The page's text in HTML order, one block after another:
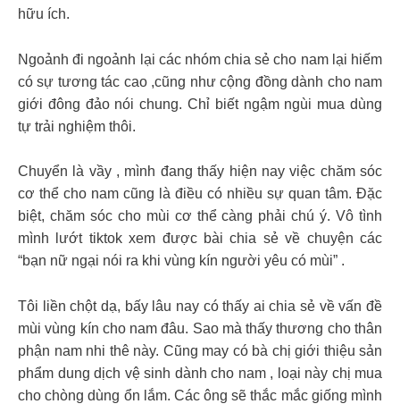
hữu ích.
Ngoảnh đi ngoảnh lại các nhóm chia sẻ cho nam lại hiếm
có sự tương tác cao ,cũng như cộng đồng dành cho nam
giới đông đảo nói chung. Chỉ biết ngậm ngùi mua dùng
tự trải nghiệm thôi.
Chuyển là vầy , mình đang thấy hiện nay việc chăm sóc
cơ thể cho nam cũng là điều có nhiều sự quan tâm. Đặc
biệt, chăm sóc cho mùi cơ thể càng phải chú ý. Vô tình
mình lướt tiktok xem được bài chia sẻ về chuyện các
“bạn nữ ngại nói ra khi vùng kín người yêu có mùi” .
Tôi liền chột dạ, bấy lâu nay có thấy ai chia sẻ về vấn đề
mùi vùng kín cho nam đâu. Sao mà thấy thương cho thân
phận nam nhi thê này. Cũng may có bà chị giới thiệu sản
phẩm dung dịch vệ sinh dành cho nam , loại này chị mua
cho chòng dùng ổn lắm. Các ông sẽ thắc mắc giống mình